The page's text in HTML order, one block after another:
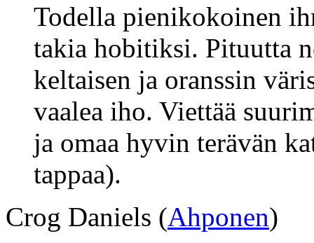
Todella pienikokoinen
takia hobitiksi. Pituutta
keltaisen ja oranssin
vaalea iho. Viettää
ja omaa hyvin terävän
tappaa).
Crog Daniels (Ahponen)